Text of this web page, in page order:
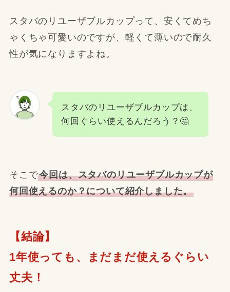
スタバのリユーザブルカップって、安くてめち
ゃくちゃ可愛いのですが、軽くて薄いので耐久
性が気になりますよね。
スタバのリユーザブルカップは、
何回ぐらい使えるんだろう？🤔
そこで今回は、スタバのリユーザブルカップが
何回使えるのか？について紹介しました。
【結論】
1年使っても、まだまだ使えるぐらい
丈夫！